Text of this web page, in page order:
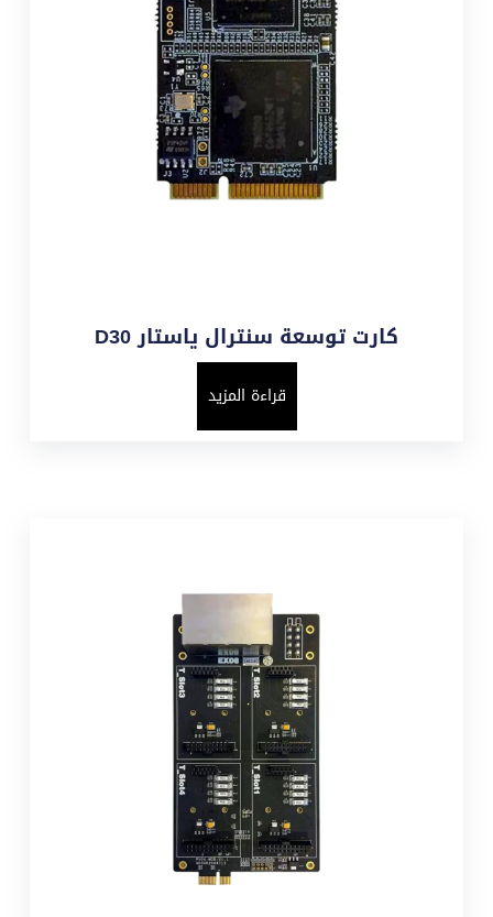
كارت توسعة سنترال ياستار D30
قراءة المزيد